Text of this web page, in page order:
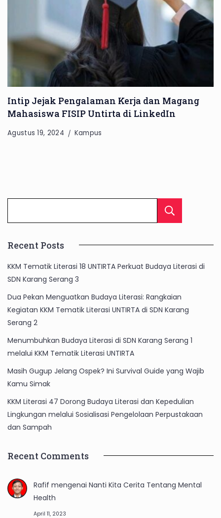
Intip Jejak Pengalaman Kerja dan Magang
Mahasiswa FISIP Untirta di LinkedIn
Agustus 19, 2024 Kampus
Recent Posts
KKM Tematik Literasi 18 UNTIRTA Perkuat Budaya Literasi di
SDN Karang Serang 3
Dua Pekan Menguatkan Budaya Literasi: Rangkaian
Kegiatan KKM Tematik Literasi UNTIRTA di SDN Karang
Serang 2
Menumbuhkan Budaya Literasi di SDN Karang Serang 1
melalui KKM Tematik Literasi UNTIRTA
Masih Gugup Jelang Ospek? Ini Survival Guide yang Wajib
Kamu Simak
KKM Literasi 47 Dorong Budaya Literasi dan Kepedulian
Lingkungan melalui Sosialisasi Pengelolaan Perpustakaan
dan Sampah
Recent Comments
Rafif mengenai Nanti Kita Cerita Tentang Mental
Health
April 11, 2023